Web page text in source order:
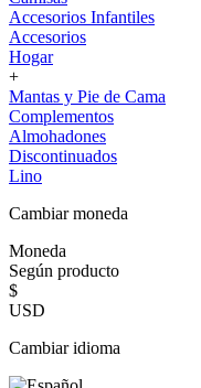
Accesorios Infantiles
Accesorios
Hogar
+
Mantas y Pie de Cama
Complementos
Almohadones
Discontinuados
Lino
Cambiar moneda
Moneda
Según producto
$
USD
Cambiar idioma